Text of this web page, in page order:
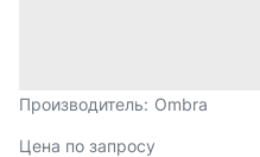
Производитель: Ombra
Цена по запросу